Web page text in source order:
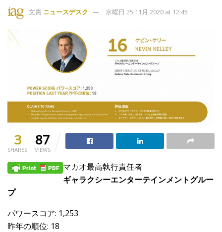
文責 ニュースデスク 水曜日 25 11月 2020 at 12:45
3
SHARES
87
VIEWS
マカオ最高執行責任者
ギャラクシーエンターテインメントグルー
プ
パワースコア: 1,253
昨年の順位: 18